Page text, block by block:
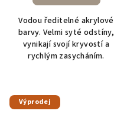
Vodou ředitelné akrylové
barvy. Velmi syté odstíny,
vynikají svojí kryvostí a
rychlým zasycháním.
Výprodej